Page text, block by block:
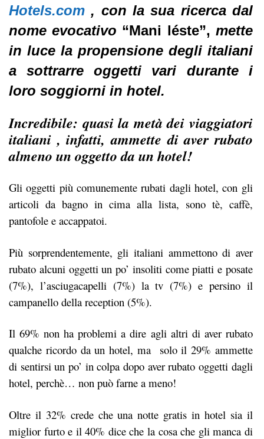
Hotels.com, con la sua ricerca dal
nome evocativo “Mani léste”, mette
in luce la propensione degli italiani
a sottrarre oggetti vari durante i
loro soggiorni in hotel.
Incredibile: quasi la metà dei viaggiatori
italiani , infatti, ammette di aver rubato
almeno un oggetto da un hotel!
Gli oggetti più comunemente rubati dagli hotel, con gli
articoli da bagno in cima alla lista, sono tè, caffè,
pantofole e accappatoi.
Più sorprendentemente, gli italiani ammettono di aver
rubato alcuni oggetti un po’ insoliti come piatti e posate
(7%), l’asciugacapelli (7%) la tv (7%) e persino il
campanello della reception (5%).
Il 69% non ha problemi a dire agli altri di aver rubato
qualche ricordo da un hotel, ma
solo il 29% ammette
di sentirsi un po’ in colpa dopo aver rubato oggetti dagli
hotel, perchè… non può farne a meno!
Oltre il 32% crede che una notte gratis in hotel sia il
miglior furto e il 40% dice che la cosa che gli manca di